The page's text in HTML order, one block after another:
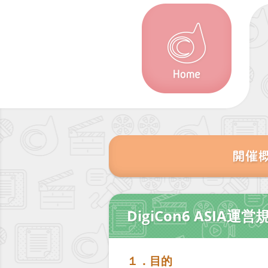
DigiCon6 ASIA運営
１．目的